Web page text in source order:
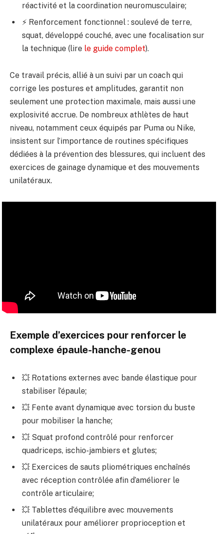
réactivité et la coordination neuromusculaire;
⚡️ Renforcement fonctionnel : soulevé de terre,
squat, développé couché, avec une focalisation sur
la technique (lire le guide complet).
Ce travail précis, allié à un suivi par un coach qui
corrige les postures et amplitudes, garantit non
seulement une protection maximale, mais aussi une
explosivité accrue. De nombreux athlètes de haut
niveau, notamment ceux équipés par Puma ou Nike,
insistent sur l’importance de routines spécifiques
dédiées à la prévention des blessures, qui incluent des
exercices de gainage dynamique et des mouvements
unilatéraux.
Exemple d’exercices pour renforcer le
complexe épaule-hanche-genou
💥 Rotations externes avec bande élastique pour
stabiliser l’épaule;
💥 Fente avant dynamique avec torsion du buste
pour mobiliser la hanche;
💥 Squat profond contrôlé pour renforcer
quadriceps, ischio-jambiers et glutes;
💥 Exercices de sauts pliométriques enchaînés
avec réception contrôlée afin d’améliorer le
contrôle articulaire;
💥 Tablettes d’équilibre avec mouvements
unilatéraux pour améliorer proprioception et